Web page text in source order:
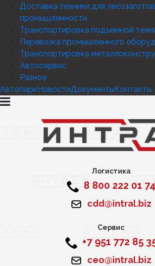
Доставка техники для
промышленности
Транспортировка подъемной
Перевозка промышленного
Транспортировка
Автосервис
Разное
АвтопаркНовостиДокументыКонтакты
Логистика
8 800 222 01 74
cdd@intral.biz
Сервис
+7 951 772 85
ceo@intral.biz